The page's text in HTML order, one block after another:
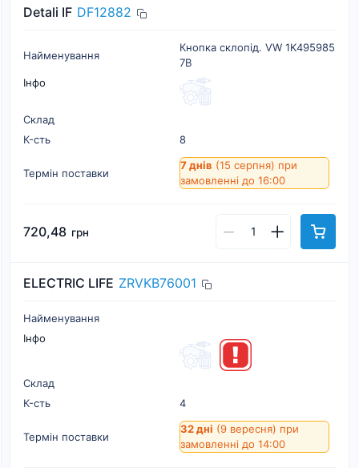
Detali IF DF12882
Найменування
Кнопка склопід. VW 1K495985
7B
Інфо
Склад
К-cть
8
Термін поставки
7 днів (15 серпня) при
замовленні до 16:00
720,48 грн
ELECTRIC LIFE ZRVKB76001
Найменування
Інфо
Склад
К-cть
4
Термін поставки
32 дні (9 вересня) при
замовленні до 14:00